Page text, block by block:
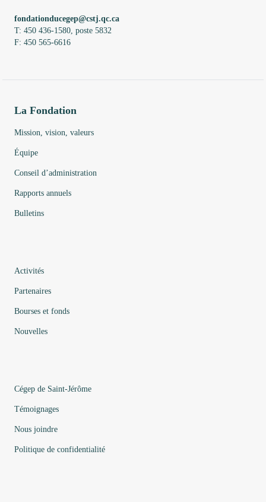
fondationducegep@cstj.qc.ca
T: 450 436-1580, poste 5832
F: 450 565-6616
La Fondation
Mission, vision, valeurs
Équipe
Conseil d’administration
Rapports annuels
Bulletins
Activités
Partenaires
Bourses et fonds
Nouvelles
Cégep de Saint-Jérôme
Témoignages
Nous joindre
Politique de confidentialité